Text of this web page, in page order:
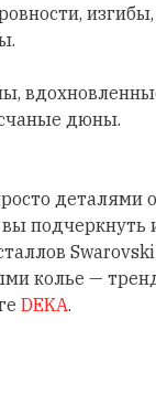
дюны.
деталями
подчеркнуть
колье —
DEKA.